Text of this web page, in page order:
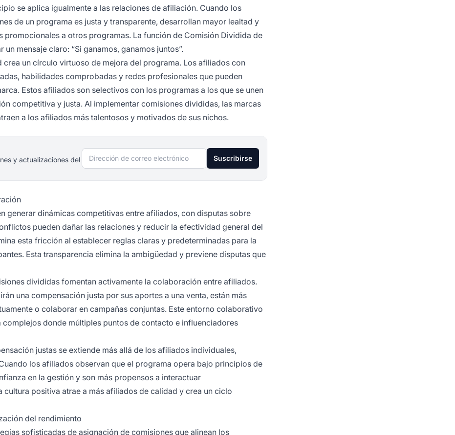
se aplica igualmente a las relaciones de afiliación. Cuando los
de un programa es justa y transparente, desarrollan mayor lealtad y
promocionales a otros programas. La función de Comisión Dividida de
mensaje claro: “Si ganamos, ganamos juntos”.
un círculo virtuoso de mejora del programa. Los afiliados con
habilidades comprobadas y redes profesionales que pueden
Estos afiliados son selectivos con los programas a los que se unen
competitiva y justa. Al implementar comisiones divididas, las marcas
a los afiliados más talentosos y motivados de sus nichos.
y actualizaciones del
Dirección de correo electrónico Suscribirse
generar dinámicas competitivas entre afiliados, con disputas sobre
pueden dañar las relaciones y reducir la efectividad general del
esta fricción al establecer reglas claras y predeterminadas para la
Esta transparencia elimina la ambigüedad y previene disputas que
divididas fomentan activamente la colaboración entre afiliados.
una compensación justa por sus aportes a una venta, están más
o colaborar en campañas conjuntas. Este entorno colaborativo
donde múltiples puntos de contacto e influenciadores
justas se extiende más allá de los afiliados individuales,
los afiliados observan que el programa opera bajo principios de
en la gestión y son más propensos a interactuar
positiva atrae a más afiliados de calidad y crea un ciclo
del rendimiento
sofisticadas de asignación de comisiones que alinean los